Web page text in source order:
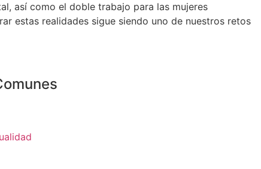
así como el doble trabajo para las mujeres
estas realidades sigue siendo uno de nuestros retos